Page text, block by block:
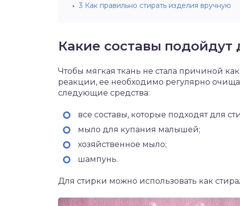
3 Как правильно стирать изделия вручную
Какие составы подойдут
Чтобы мягкая ткань не стала причиной
реакции, ее необходимо регулярно
следующие средства:
все составы, которые подходят для
мыло для купания малышей;
хозяйственное мыло;
шампунь.
Для стирки можно использовать как